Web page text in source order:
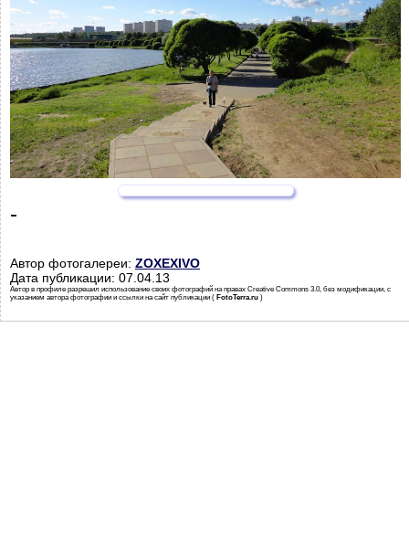
-
Автор фотогалереи: ZOXEXIVO
Дата публикации: 07.04.13
Автор в профиле разрешил использование своих фотографий на правах Creative Commons 3.0, без модификации, с
указанием автора фотографии и ссылки на сайт публикации ( FotoTerra.ru )